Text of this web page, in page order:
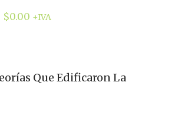
$0.00 +IVA
Que Edificaron La